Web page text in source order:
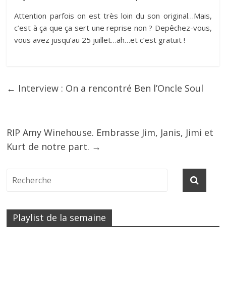
Attention parfois on est très loin du son original…Mais,
c’est à ça que ça sert une reprise non ? Depêchez-vous,
vous avez jusqu’au 25 juillet…ah…et c’est gratuit !
← Interview : On a rencontré Ben l’Oncle Soul
RIP Amy Winehouse. Embrasse Jim, Janis, Jimi et
Kurt de notre part. →
Playlist de la semaine